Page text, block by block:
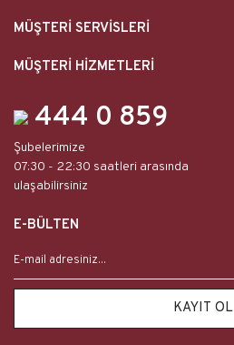
MÜŞTERİ SERVİSLERİ
MÜŞTERİ HİZMETLERİ
444 0 859
Şubelerimize
07:30 - 22:30 saatleri arasında
ulaşabilirsiniz
E-BÜLTEN
KAYIT OL